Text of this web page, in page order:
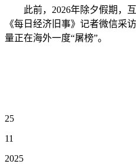
此前，2026年除夕假期，互
《每日经济旧事》记者微信采
量正在海外一度“屠榜”。
25
11
2025